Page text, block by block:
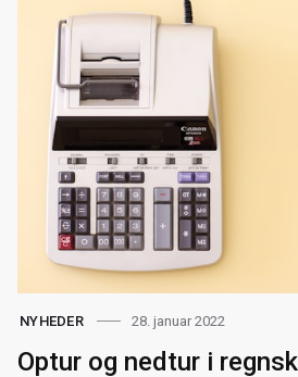
NYHEDER 28. januar 2022
Optur og nedtur i